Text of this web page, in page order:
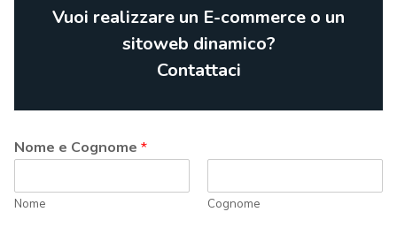
Vuoi realizzare un E-commerce o un
sitoweb dinamico?
Contattaci
Nome e Cognome *
Nome Cognome